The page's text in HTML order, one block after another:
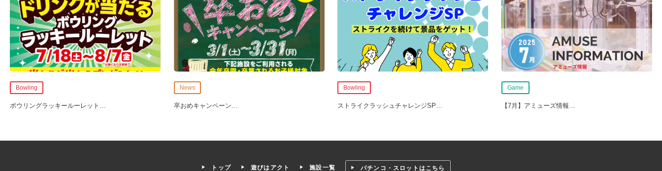
Bowling
ボウリングラッキールーレット …
News
卒おめキャンペーン…
Bowling
ストライクラッシュチャレンジSP…
Game
【7月】アミューズ情報…
トップ 遊びはアクト 施設一覧 パチンコ・スロットはこちら